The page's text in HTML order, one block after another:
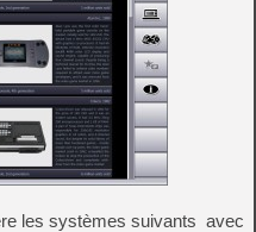
les systèmes suivants avec